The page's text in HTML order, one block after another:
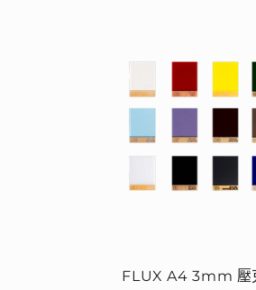
FLUX A4 3mm 壓